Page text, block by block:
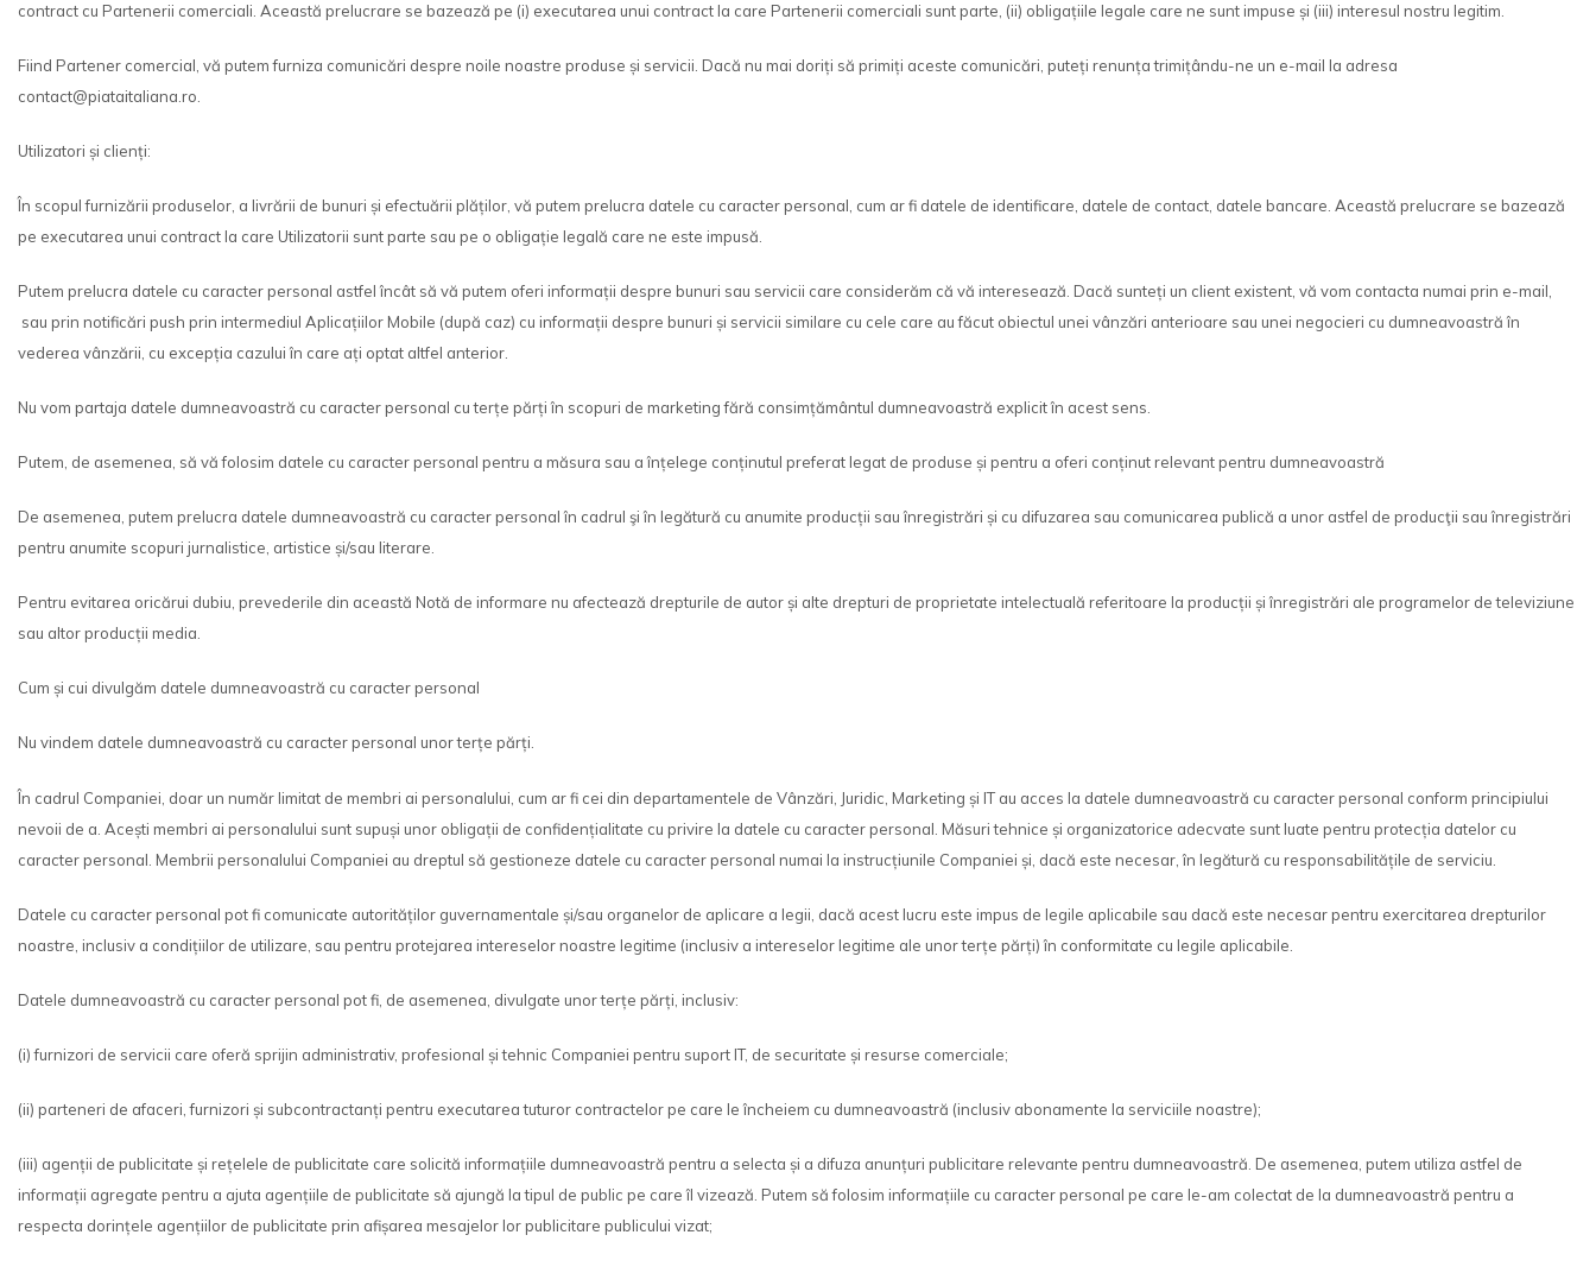
contract cu Partenerii comerciali. Această prelucrare se bazează pe (i) executarea unui contract la care Partenerii comerciali sunt parte, (ii) obligațiile legale care ne sunt impuse și (iii) interesul nostru legitim.
Fiind Partener comercial, vă putem furniza comunicări despre noile noastre produse și servicii. Dacă nu mai doriți să primiți aceste comunicări, puteți renunța trimițându-ne un e-mail la adresa
contact@piataitaliana.ro.
Utilizatori și clienți:
În scopul furnizării produselor, a livrării de bunuri și efectuării plăților, vă putem prelucra datele cu caracter personal, cum ar fi datele de identificare, datele de contact, datele bancare. Această prelucrare se bazează
pe executarea unui contract la care Utilizatorii sunt parte sau pe o obligație legală care ne este impusă.
Putem prelucra datele cu caracter personal astfel încât să vă putem oferi informații despre bunuri sau servicii care considerăm că vă interesează. Dacă sunteți un client existent, vă vom contacta numai prin e-mail,
sau prin notificări push prin intermediul Aplicațiilor Mobile (după caz) cu informații despre bunuri și servicii similare cu cele care au făcut obiectul unei vânzări anterioare sau unei negocieri cu dumneavoastră în
vederea vânzării, cu excepția cazului în care ați optat altfel anterior.
Nu vom partaja datele dumneavoastră cu caracter personal cu terțe părți în scopuri de marketing fără consimțământul dumneavoastră explicit în acest sens.
Putem, de asemenea, să vă folosim datele cu caracter personal pentru a măsura sau a înțelege conținutul preferat legat de produse și pentru a oferi conținut relevant pentru dumneavoastră
De asemenea, putem prelucra datele dumneavoastră cu caracter personal în cadrul şi în legătură cu anumite producții sau înregistrări și cu difuzarea sau comunicarea publică a unor astfel de producţii sau înregistrări
pentru anumite scopuri jurnalistice, artistice și/sau literare.
Pentru evitarea oricărui dubiu, prevederile din această Notă de informare nu afectează drepturile de autor și alte drepturi de proprietate intelectuală referitoare la producții și înregistrări ale programelor de televiziune
sau altor producții media.
Cum și cui divulgăm datele dumneavoastră cu caracter personal
Nu vindem datele dumneavoastră cu caracter personal unor terțe părți.
În cadrul Companiei, doar un număr limitat de membri ai personalului, cum ar fi cei din departamentele de Vânzări, Juridic, Marketing și IT au acces la datele dumneavoastră cu caracter personal conform principiului
nevoii de a. Acești membri ai personalului sunt supuși unor obligații de confidențialitate cu privire la datele cu caracter personal. Măsuri tehnice și organizatorice adecvate sunt luate pentru protecția datelor cu
caracter personal. Membrii personalului Companiei au dreptul să gestioneze datele cu caracter personal numai la instrucțiunile Companiei și, dacă este necesar, în legătură cu responsabilitățile de serviciu.
Datele cu caracter personal pot fi comunicate autorităților guvernamentale și/sau organelor de aplicare a legii, dacă acest lucru este impus de legile aplicabile sau dacă este necesar pentru exercitarea drepturilor
noastre, inclusiv a condițiilor de utilizare, sau pentru protejarea intereselor noastre legitime (inclusiv a intereselor legitime ale unor terțe părți) în conformitate cu legile aplicabile.
Datele dumneavoastră cu caracter personal pot fi, de asemenea, divulgate unor terțe părți, inclusiv:
(i) furnizori de servicii care oferă sprijin administrativ, profesional și tehnic Companiei pentru suport IT, de securitate și resurse comerciale;
(ii) parteneri de afaceri, furnizori și subcontractanți pentru executarea tuturor contractelor pe care le încheiem cu dumneavoastră (inclusiv abonamente la serviciile noastre);
(iii) agenții de publicitate și rețelele de publicitate care solicită informațiile dumneavoastră pentru a selecta și a difuza anunțuri publicitare relevante pentru dumneavoastră. De asemenea, putem utiliza astfel de
informații agregate pentru a ajuta agențiile de publicitate să ajungă la tipul de public pe care îl vizează. Putem să folosim informațiile cu caracter personal pe care le-am colectat de la dumneavoastră pentru a
respecta dorințele agențiilor de publicitate prin afișarea mesajelor lor publicitare publicului vizat;